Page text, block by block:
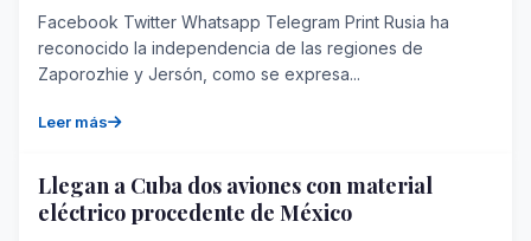
Facebook Twitter Whatsapp Telegram Print Rusia ha
reconocido la independencia de las regiones de
Zaporozhie y Jersón, como se expresa...
Leer más
Llegan a Cuba dos aviones con material
eléctrico procedente de México